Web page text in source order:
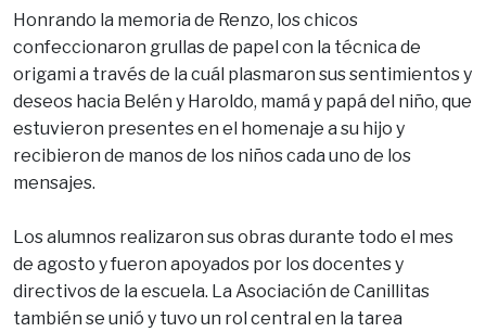
Honrando la memoria de Renzo, los chicos
confeccionaron grullas de papel con la técnica de
origami a través de la cuál plasmaron sus sentimientos y
deseos hacia Belén y Haroldo, mamá y papá del niño, que
estuvieron presentes en el homenaje a su hijo y
recibieron de manos de los niños cada uno de los
mensajes.
Los alumnos realizaron sus obras durante todo el mes
de agosto y fueron apoyados por los docentes y
directivos de la escuela. La Asociación de Canillitas
también se unió y tuvo un rol central en la tarea